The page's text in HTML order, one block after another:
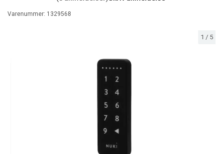
1 / 5
Varenummer: 1329568